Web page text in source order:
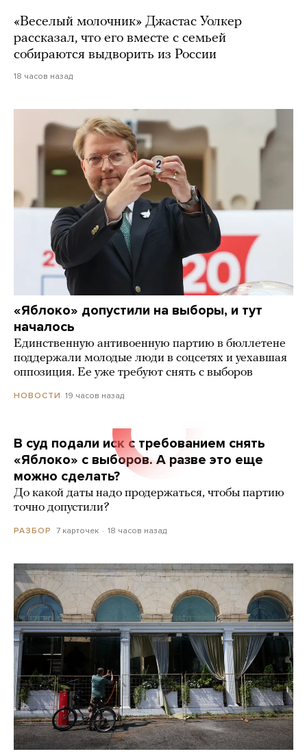
«Веселый молочник» Джастас Уолкер
рассказал, что его вместе с семьей
собираются выдворить из России
18 часов назад
«Яблоко» допустили на выборы, и тут
началось
Единственную антивоенную партию в бюллетене
поддержали молодые люди в соцсетях и уехавшая
оппозиция. Ее уже требуют снять с выборов
НОВОСТИ 19 часов назад
В суд подали иск с требованием снять
«Яблоко» с выборов. А разве это еще
можно сделать?
До какой даты надо продержаться, чтобы партию
точно допустили?
РАЗБОР 7 карточек 18 часов назад